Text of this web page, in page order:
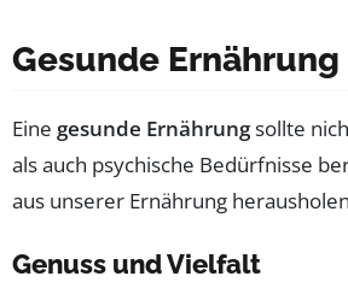
Gesunde
Eine gesunde Ernährungsollte
als auch psychische Bedürfnisse
aus unserer Ernährung
Genuss und Vielfalt